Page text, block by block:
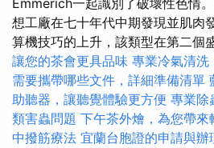
Emmerich一起識別了破壞性色情。
想工廠在七十年代中期發現並肌肉
算機技巧的上升，該類型在第二個
讓您的茶會更具品味 專業冷氣清洗
需要攜帶哪些文件，詳細準備清單
助聽器，讓聽覺體驗更方便 專業除
類害蟲問題 下午茶外燴，為您帶
中撥筋療法 宜蘭台胞證的申請與辦